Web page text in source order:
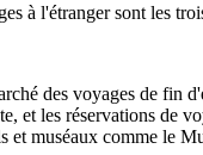
à l'étranger sont les
des voyages de fin
et les réservations de
muséaux comme le